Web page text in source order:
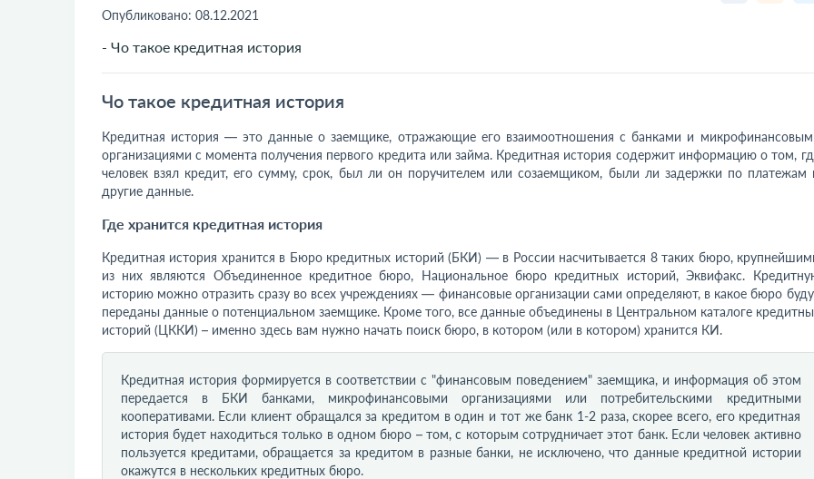
Опубликовано: 08.12.2021
- Чо такое кредитная история
Чо такое кредитная история
Кредитная история — это данные о заемщике, отражающие его взаимоотношения с банками и
организациями с момента получения первого кредита или займа. Кредитная история содержит информацию о том,
человек взял кредит, его сумму, срок, был ли он поручителем или созаемщиком, были ли задержки по платежам
другие данные.
Где хранится кредитная история
Кредитная история хранится в Бюро кредитных историй (БКИ) — в России насчитывается 8 таких бюро,
из них являются Объединенное кредитное бюро, Национальное бюро кредитных историй, Эквифакс.
историю можно отразить сразу во всех учреждениях — финансовые организации сами определяют, в какое бюро
переданы данные о потенциальном заемщике. Кроме того, все данные объединены в Центральном каталоге
историй (ЦККИ) – именно здесь вам нужно начать поиск бюро, в котором (или в котором) хранится КИ.
Кредитная история формируется в соответствии с "финансовым поведением" заемщика, и информация об этом
передается в БКИ банками, микрофинансовыми организациями или потребительскими кредитными
кооперативами. Если клиент обращался за кредитом в один и тот же банк 1-2 раза, скорее всего, его кредитная
история будет находиться только в одном бюро – том, с которым сотрудничает этот банк. Если человек активно
пользуется кредитами, обращается за кредитом в разные банки, не исключено, что данные кредитной истории
окажутся в нескольких кредитных бюро.